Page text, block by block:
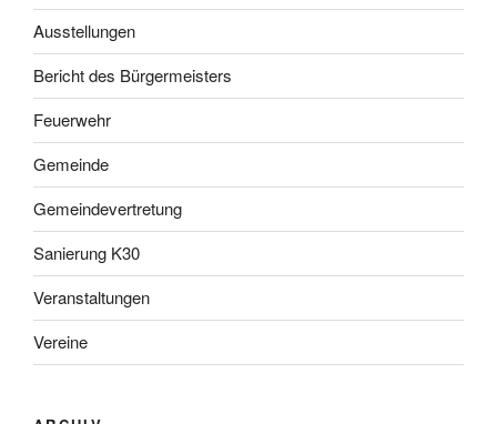
Ausstellungen
Bericht des Bürgermeisters
Feuerwehr
Gemeinde
Gemeindevertretung
Sanierung K30
Veranstaltungen
Vereine